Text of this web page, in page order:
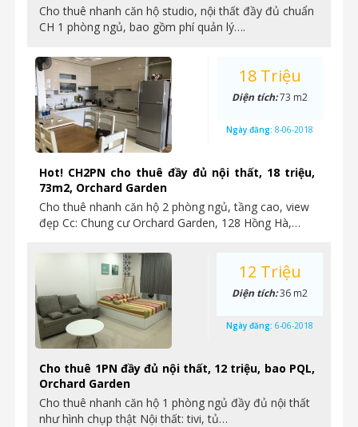
Cho thuê nhanh căn hộ studio, nội thất đầy đủ chuẩn
CH 1 phòng ngủ, bao gồm phí quản lý….
Hot! CH2PN cho thuê đầy đủ nội thất, 18 triệu,
73m2, Orchard Garden
Cho thuê nhanh căn hộ 2 phòng ngủ, tầng cao, view
đẹp Cc: Chung cư Orchard Garden, 128 Hồng Hà,…
18 Triệu
Diện tích:73 m2
Ngày đăng: 8-06-2018
Cho thuê 1PN đầy đủ nội thất, 12 triệu, bao PQL,
Orchard Garden
Cho thuê nhanh căn hộ 1 phòng ngủ đầy đủ nội thất
như hình chụp thật Nội thất: tivi, tủ…
12 Triệu
Diện tích:36 m2
Ngày đăng: 6-06-2018